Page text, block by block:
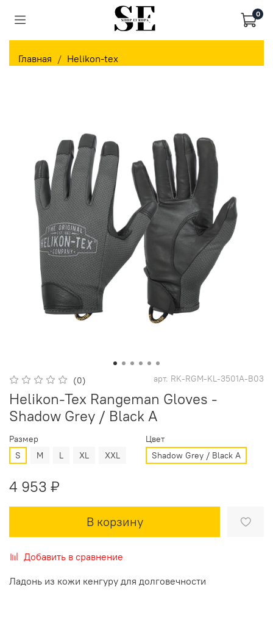
0
Главная Helikon-tex
(0) арт. RK-RGM-KL-3501A-B03
Helikon-Tex Rangeman Gloves -
Shadow Grey / Black A
Размер
S
M L XL XXL
Цвет
Shadow Grey / Black A
4 953 ₽
В корзину
Добавить в сравнение
Ладонь из кожи кенгуру для долговечности